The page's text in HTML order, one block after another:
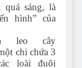
quá sáng, là
hình” của
leo cây
chi chứa 3
loài đuôi